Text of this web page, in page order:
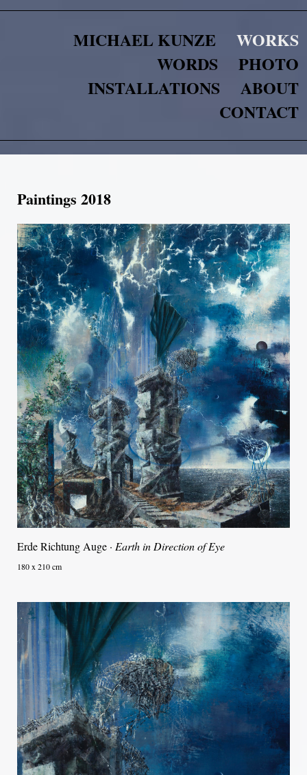
MICHAEL KUNZE
WORKS
WORDS
PHOTO
INSTALLATIONS
ABOUT
CONTACT
Paintings 2018
Erde Richtung Auge · Earth in Direction of Eye
180 x 210 cm